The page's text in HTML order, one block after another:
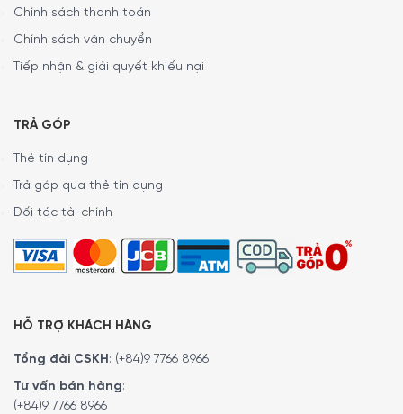
Công suất hoạt động
đa 400 W
không gỉ cao cấp
xay nhuyễn thịt, rau củ và các loại hạt dễ dàng.
Chính sách thanh toán
Chính sách vận chuyển
Tiếp nhận & giải quyết khiếu nại
TRẢ GÓP
Thẻ tín dụng
Trả góp qua thẻ tín dụng
Đối tác tài chính
HỖ TRỢ KHÁCH HÀNG
Tổng đài CSKH : (+84)9 7766 8966
Tư vấn bán hàng:
(+84)9 7766 8966